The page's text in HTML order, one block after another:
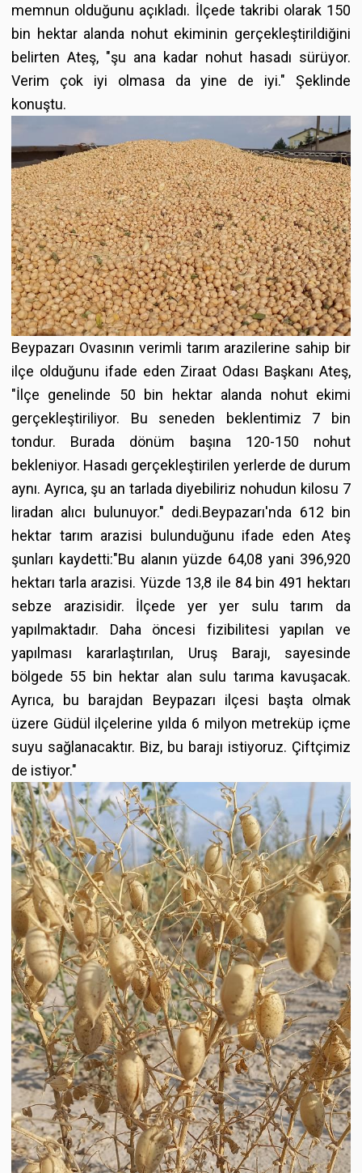
memnun olduğunu açıkladı. İlçede takribi olarak 150
bin hektar alanda nohut ekiminin gerçekleştirildiğini
belirten Ateş, "şu ana kadar nohut hasadı sürüyor.
Verim çok iyi olmasa da yine de iyi." Şeklinde
konuştu.
Beypazarı Ovasının verimli tarım arazilerine sahip bir
ilçe olduğunu ifade eden Ziraat Odası Başkanı Ateş,
"İlçe genelinde 50 bin hektar alanda nohut ekimi
gerçekleştiriliyor. Bu seneden beklentimiz 7 bin
tondur. Burada dönüm başına 120-150 nohut
bekleniyor. Hasadı gerçekleştirilen yerlerde de durum
aynı. Ayrıca, şu an tarlada diyebiliriz nohudun kilosu 7
liradan alıcı bulunuyor." dedi.Beypazarı'nda 612 bin
hektar tarım arazisi bulunduğunu ifade eden Ateş
şunları kaydetti:"Bu alanın yüzde 64,08 yani 396,920
hektarı tarla arazisi. Yüzde 13,8 ile 84 bin 491 hektarı
sebze arazisidir. İlçede yer yer sulu tarım da
yapılmaktadır. Daha öncesi fizibilitesi yapılan ve
yapılması kararlaştırılan, Uruş Barajı, sayesinde
bölgede 55 bin hektar alan sulu tarıma kavuşacak.
Ayrıca, bu barajdan Beypazarı ilçesi başta olmak
üzere Güdül ilçelerine yılda 6 milyon metreküp içme
suyu sağlanacaktır. Biz, bu barajı istiyoruz. Çiftçimiz
de istiyor."